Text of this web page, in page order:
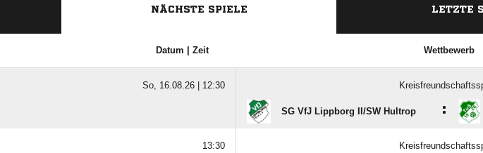
NÄCHSTE SPIELE LETZTE
Datum | Zeit Wettbewerb
So, 16.08.26 | 12:30
SG VfJ Lippborg II/​SW Hultrop :
13:30